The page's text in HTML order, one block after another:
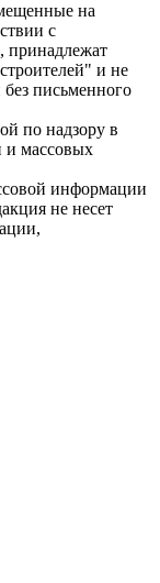
на
с
принадлежат
и не
письменного
по надзору в
и массовых
информации
не несет